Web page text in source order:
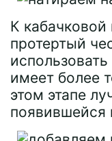
К
протертый
имеет более
этом этапе
появившейся